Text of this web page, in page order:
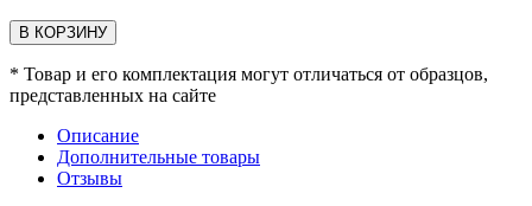
В КОРЗИНУ
* Товар и его комплектация могут отличаться от образцов,
представленных на сайте
Описание
Дополнительные товары
Отзывы